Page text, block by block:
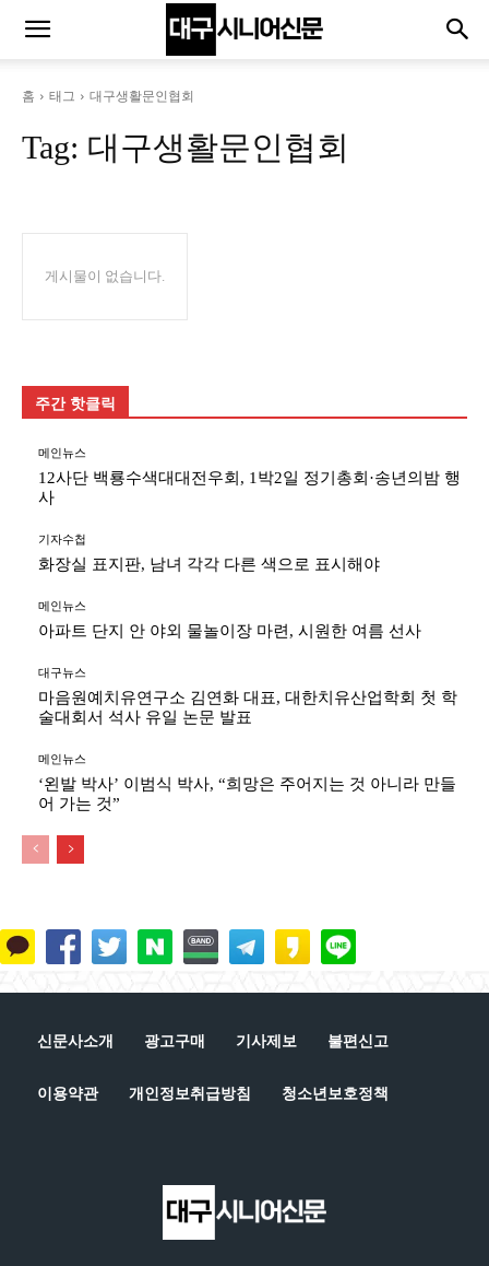
홈 태그 대구생활문인협회
Tag: 대구생활문인협회
게시물이 없습니다.
주간 핫클릭
메인뉴스
12사단 백룡수색대대전우회, 1박2일 정기총회·송년의밤 행
사
기자수첩
화장실 표지판, 남녀 각각 다른 색으로 표시해야
메인뉴스
아파트 단지 안 야외 물놀이장 마련, 시원한 여름 선사
대구뉴스
마음원예치유연구소 김연화 대표, 대한치유산업학회 첫 학
술대회서 석사 유일 논문 발표
메인뉴스
‘왼발 박사’ 이범식 박사, “희망은 주어지는 것 아니라 만들
어 가는 것”
신문사소개 광고구매 기사제보 불편신고
이용약관 개인정보취급방침 청소년보호정책